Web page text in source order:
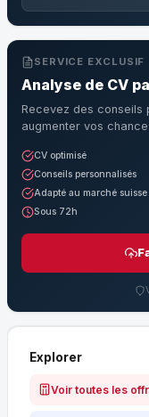
SERVICE EXCLUSIF
Analyse de CV
Recevez des conseils
augmenter vos
CV optimisé
Conseils personnalisés
Adapté au marché suisse
Sous 72h
Explorer
Voir toutes les